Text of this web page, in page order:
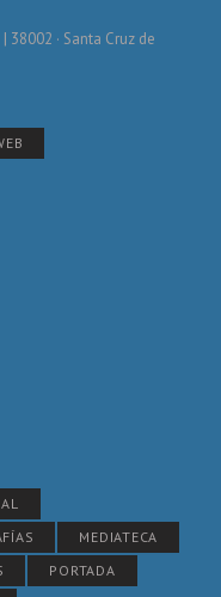
· Santa Cruz de
MEDIATECA
PORTADA